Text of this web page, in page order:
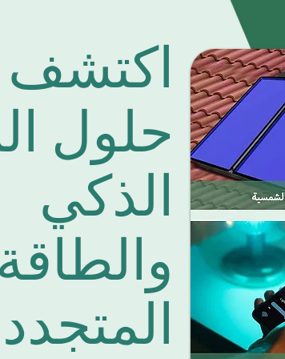
اكتشف
حلول
الذكي
والطاقة